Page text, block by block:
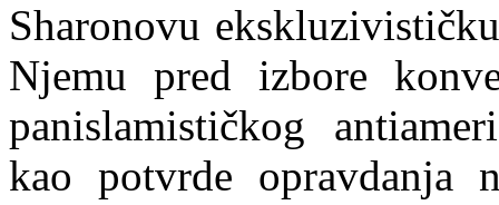
Sharonovu
Njemu pred izbore
panislamističkog
kao potvrde opravdanja